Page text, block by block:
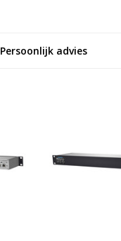
Persoonlijk advies